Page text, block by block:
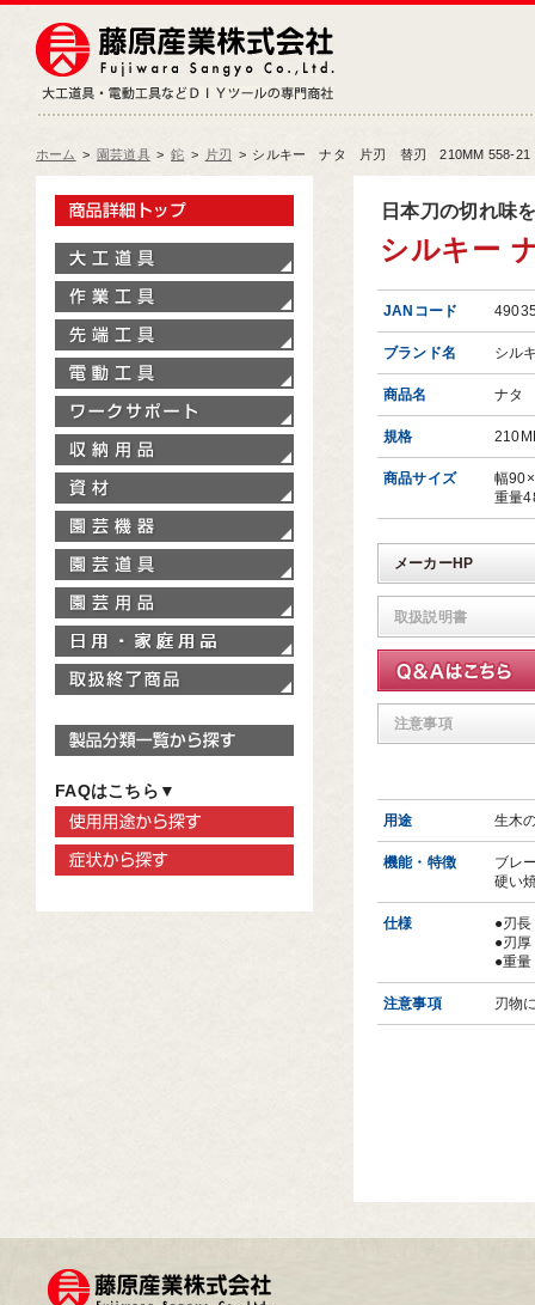
ホーム > 園芸道具 > 鉈 > 片刃 > シルキー ナタ 片刃 替刃 210MM 558-21
日本刀の切れ味
シルキー
JANコード
ブランド名 シル
商品名 ナタ
規格
商品サイズ
幅
重量
メーカーHP
取扱説明書
注意事項
用途 生木
機能・特徴
ブレ
硬い
仕様
●刃
●刃
●重
注意事項 刃物
製品情報トップ
ワークサポート
製品分類一覧から探す
FAQはこちら▼
使用用途から探す